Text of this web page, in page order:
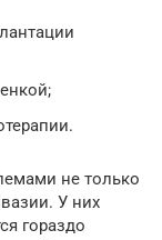
не только
У них
гораздо